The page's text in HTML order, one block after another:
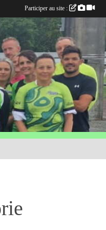
Participer au site :